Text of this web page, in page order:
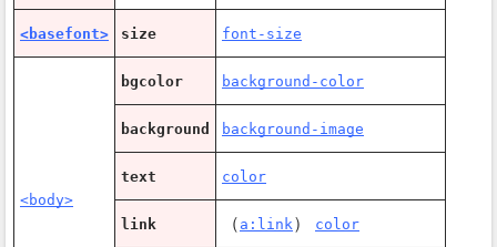
<basefont> size font-size
<body>
bgcolor background-color
background background-image
text color
link （ a:link ） color